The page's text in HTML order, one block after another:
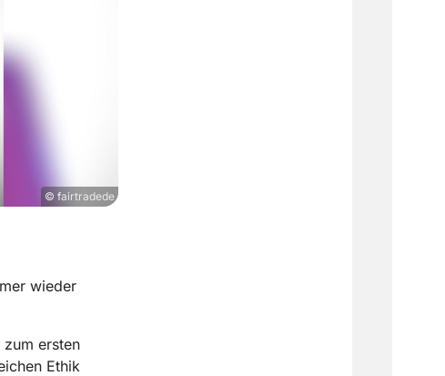
© fairtradede
wieder
ersten
Ethik